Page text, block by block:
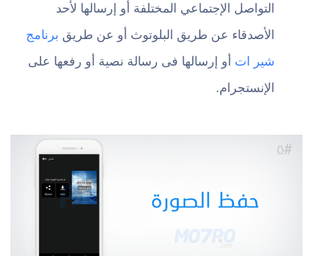
التواصل الإجتماعي المختلفة أو إرسالها لأحد
الأصدقاء عن طريق البلوتوث أو عن طريق برنامج
شير ات أو إرسالها فى رسالة نصية أو رفعها على
الإنستجرام.